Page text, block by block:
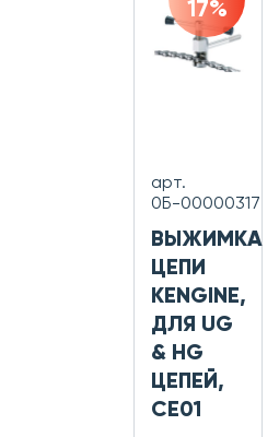
17%
арт.
0Б-00000317
ВЫЖИМКА
ЦЕПИ
KENGINE,
ДЛЯ UG
& HG
ЦЕПЕЙ,
CE01